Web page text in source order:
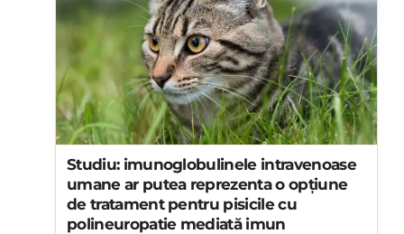
Studiu: imunoglobulinele intravenoase
umane ar putea reprezenta o opțiune
de tratament pentru pisicile cu
polineuropatie mediată imun